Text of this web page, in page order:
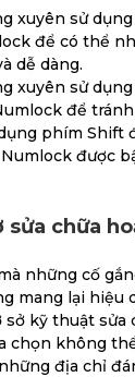
xuyên sử
để có thể
dễ dàng.
xuyên sử
để tránh
phím Shift
được
chữa
những cố
mang lại hiệu
kỹ thuật sửa
chọn không
địa chỉ